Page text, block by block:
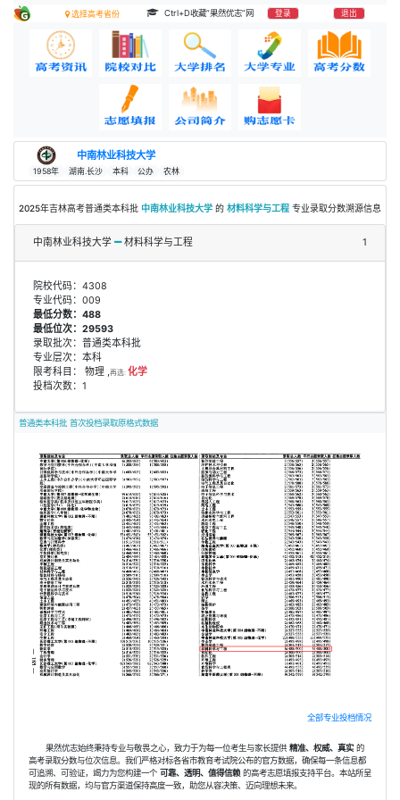
选择高考省份 Ctrl+D收藏“果然优志”网 登录 退出
中南林业科技大学
1958年 湖南.长沙 本科 公办 农林
2025年吉林高考普通类本科批 中南林业科技大学 的 材料科学与工程 专业录取分数溯源信息
中南林业科技大学 材料科学与工程 1
院校代码：4308
专业代码：009
最低分数：488
最低位次：29593
录取批次：普通类本科批
专业层次：本科
限考科目： 物理 ,再选: 化学
投档次数：1
普通类本科批 首次投档录取原格式数据
全部专业投档情况
果然优志始终秉持专业与敬畏之心，致力于为每一位考生与家长提供 精准、权威、真实的
高考录取分数与位次信息。我们严格对标各省市教育考试院公布的官方数据，确保每一条信息都
可追溯、可验证，竭力为您构建一个 可靠、透明、值得信赖 的高考志愿填报支持平台。本站所呈
现的所有数据，均与官方渠道保持高度一致，助您从容决策、迈向理想未来。